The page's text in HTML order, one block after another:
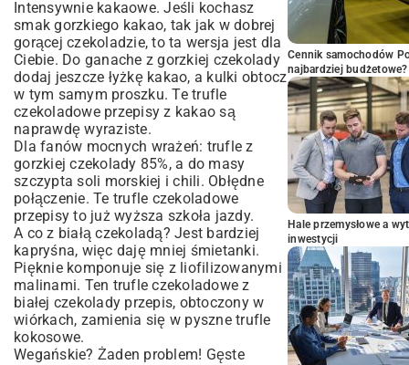
Intensywnie kakaowe. Jeśli kochasz
smak gorzkiego kakao, tak jak w dobrej
gorącej czekoladzie, to ta wersja jest dla
Ciebie. Do ganache z gorzkiej czekolady
dodaj jeszcze łyżkę kakao, a kulki obtocz
w tym samym proszku. Te trufle
czekoladowe przepisy z kakao są
naprawdę wyraziste.
Dla fanów mocnych wrażeń: trufle z
gorzkiej czekolady 85%, a do masy
szczypta soli morskiej i chili. Obłędne
połączenie. Te trufle czekoladowe
przepisy to już wyższa szkoła jazdy.
A co z białą czekoladą? Jest bardziej
kapryśna, więc daję mniej śmietanki.
Pięknie komponuje się z liofilizowanymi
malinami. Ten trufle czekoladowe z
białej czekolady przepis, obtoczony w
wiórkach, zamienia się w pyszne trufle
kokosowe.
Wegańskie? Żaden problem! Gęste
Cennik samochodów
najbardziej budżetowe?
Hale przemysłowe a
inwestycji